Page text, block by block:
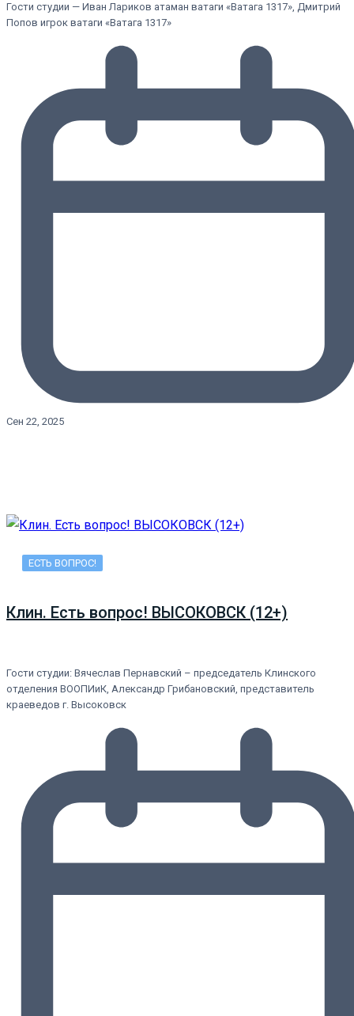
Гости студии — Иван Лариков атаман ватаги «Ватага 1317», Дмитрий
Попов игрок ватаги «Ватага 1317»
Сен 22, 2025
ЕСТЬ ВОПРОС!
Клин. Есть вопрос! ВЫСОКОВСК (12+)
Гости студии: Вячеслав Пернавский – председатель Клинского
отделения ВООПИиК, Александр Грибановский, представитель
краеведов г. Высоковск